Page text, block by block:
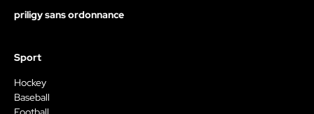
priligy sans ordonnance
Sport
Hockey
Baseball